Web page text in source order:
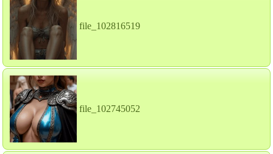
file_102816519
file_102745052